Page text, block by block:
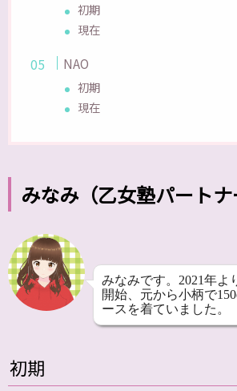
初期
現在
NAO
初期
現在
みなみ（乙女塾パートナ
みなみです。2021年よ
開始、元から小柄で
ースを着ていました。
初期